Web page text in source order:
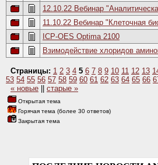
12.10.22 Вебинар
11.10.22 Вебинар "Клеточная
ICP-OES Optima 2100
Взимодействие хлоридов
Страницы: 1 2 3 4 5 6 7 8 9 10 11 12 13
53 54 55 56 57 58 59 60 61 62 63 64 65 66
« новые
старые »
Открытая тема
Горячая тема (более 30 ответов)
Закрытая тема